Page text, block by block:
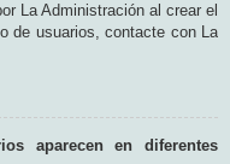
La Administración al crear el
de usuarios, contacte con La
aparecen en diferentes